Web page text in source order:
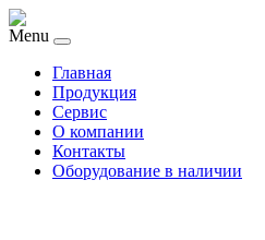
Menu
Главная
Продукция
Сервис
О компании
Контакты
Оборудование в наличии